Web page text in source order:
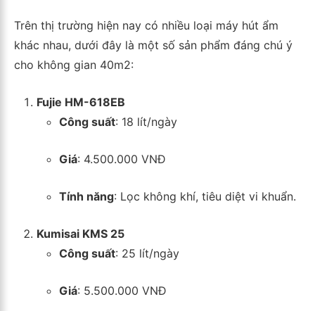
Trên thị trường hiện nay có nhiều loại máy hút ẩm
khác nhau, dưới đây là một số sản phẩm đáng chú ý
cho không gian 40m2:
Fujie HM-618EB
Công suất: 18 lít/ngày
Giá: 4.500.000 VNĐ
Tính năng: Lọc không khí, tiêu diệt vi khuẩn.
Kumisai KMS 25
Công suất: 25 lít/ngày
Giá: 5.500.000 VNĐ